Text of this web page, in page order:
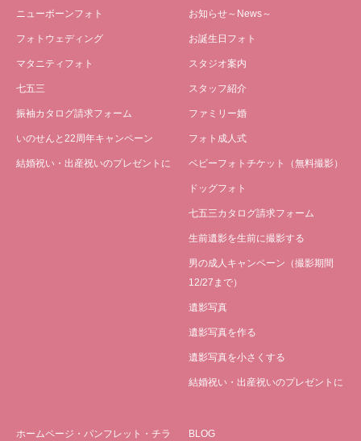
ニューボーンフォト
フォトウェディング
マタニティフォト
七五三
振袖カタログ請求フォーム
いのせんと22周年キャンペーン
結婚祝い・出産祝いのプレゼントに
お知らせ～News～
お誕生日フォト
スタジオ案内
スタッフ紹介
ファミリー婚
フォト成人式
ベビーフォトチケット（無料撮影）
ドッグフォト
七五三カタログ請求フォーム
生前遺影を生前に撮影する
男の成人キャンペーン（撮影期間
12/27まで）
遺影写真
遺影写真を作る
遺影写真を小さくする
結婚祝い・出産祝いのプレゼントに
ホームページ・パンフレット・チラ
BLOG